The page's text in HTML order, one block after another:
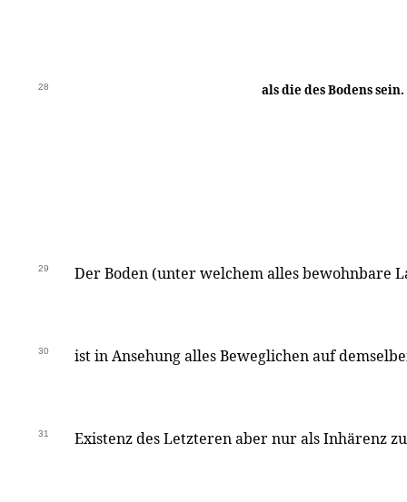
28 als die des Bodens sein.
29 Der Boden (unter welchem alles bewohnbare
30 ist in Ansehung alles Beweglichen auf
31 Existenz des Letzteren aber nur als Inhärenz